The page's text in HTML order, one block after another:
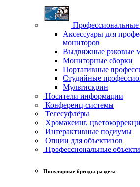
Аксессуары для
мониторов
Выдвижные рэковые
Мониторные сборки
Портативные
Студийные
Мультискрин
Носители информации
Конференц-системы
Телесуфлёры
Хромакеинг,
Интерактивные подиумы
Опции для объективов
Профессиональные
Популярные бренды раздела